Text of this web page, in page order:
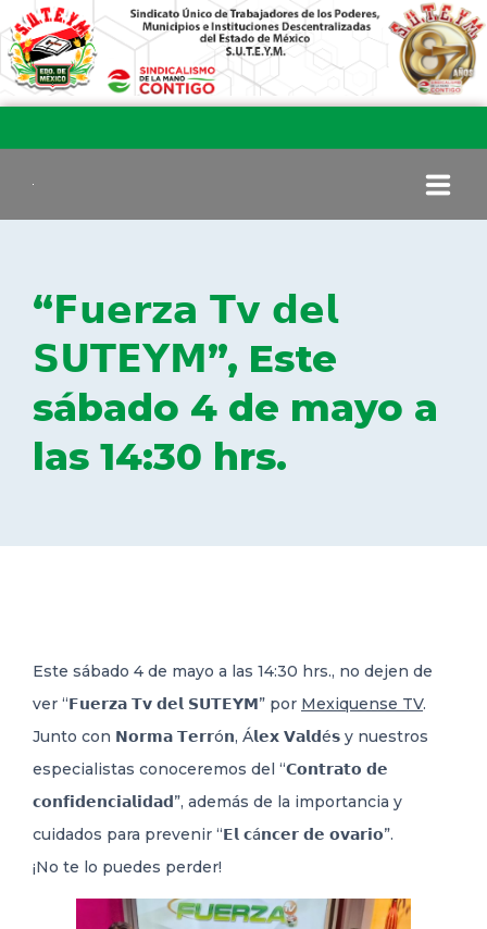
COMITÉ EJECUTIVO
COMISIÓN DE VIGILANCIA
SECCIONES
TRANSPARENCIA
“𝗙𝘂𝗲𝗿𝘇𝗮 𝗧𝘃 𝗱𝗲𝗹
𝗦𝗨𝗧𝗘𝗬𝗠”, Este
sábado 4 de mayo a
las 14:30 hrs.
Este sábado 4 de mayo a las 14:30 hrs., no dejen de
ver “𝗙𝘂𝗲𝗿𝘇𝗮 𝗧𝘃 𝗱𝗲𝗹 𝗦𝗨𝗧𝗘𝗬𝗠” por Mexiquense TV.
Junto con 𝗡𝗼𝗿𝗺𝗮 𝗧𝗲𝗿𝗿ó𝗻, Á𝗹𝗲𝘅 𝗩𝗮𝗹𝗱é𝘀 y nuestros
especialistas conoceremos del “𝗖𝗼𝗻𝘁𝗿𝗮𝘁𝗼 𝗱𝗲
𝗰𝗼𝗻𝗳𝗶𝗱𝗲𝗻𝗰𝗶𝗮𝗹𝗶𝗱𝗮𝗱”, además de la importancia y
cuidados para prevenir “𝗘𝗹 𝗰á𝗻𝗰𝗲𝗿 𝗱𝗲 𝗼𝘃𝗮𝗿𝗶𝗼”.
¡No te lo puedes perder!